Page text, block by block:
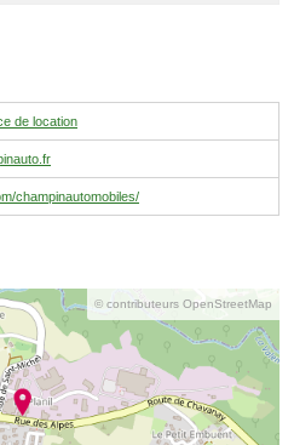
de location
champinautomobiles/
© contributeurs OpenStreetMap